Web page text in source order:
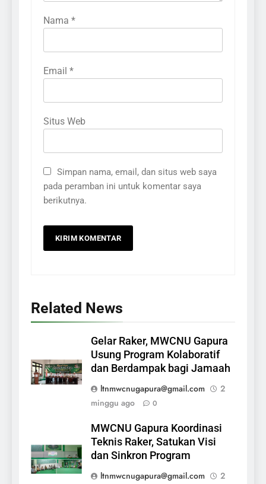
Nama *
Email *
Situs Web
Simpan nama, email, dan situs web saya
pada peramban ini untuk komentar saya
berikutnya.
Related News
Gelar Raker, MWCNU Gapura
Usung Program Kolaboratif
dan Berdampak bagi Jamaah
ltnmwcnugapura@gmail.com
2
minggu ago
0
MWCNU Gapura Koordinasi
Teknis Raker, Satukan Visi
dan Sinkron Program
ltnmwcnugapura@gmail.com
2